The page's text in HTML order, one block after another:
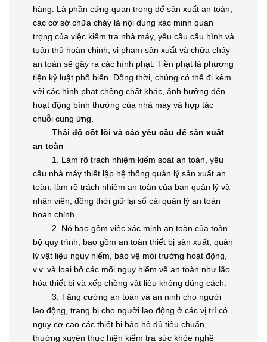
hàng. Là phần cứng quan trọng để sản xuất an toàn,
các cơ sở chữa cháy là nội dung xác minh quan
trọng của việc kiểm tra nhà máy, yêu cầu cấu hình và
tuân thủ hoàn chỉnh; vi phạm sản xuất và chữa cháy
an toàn sẽ gây ra các hình phạt. Tiền phạt là phương
tiện kỷ luật phổ biến. Đồng thời, chúng có thể đi kèm
với các hình phạt chồng chất khác, ảnh hưởng đến
hoạt động bình thường của nhà máy và hợp tác
chuỗi cung ứng.
Thái độ cốt lõi và các yêu cầu để sản xuất
an toàn
1. Làm rõ trách nhiệm kiểm soát an toàn, yêu
cầu nhà máy thiết lập hệ thống quản lý sản xuất an
toàn, làm rõ trách nhiệm an toàn của ban quản lý và
nhân viên, đồng thời giữ lại sổ cái quản lý an toàn
hoàn chỉnh.
2. Nó bao gồm việc xác minh an toàn của toàn
bộ quy trình, bao gồm an toàn thiết bị sản xuất, quản
lý vật liệu nguy hiểm, bảo vệ môi trường hoạt động,
v.v. và loại bỏ các mối nguy hiểm về an toàn như lão
hóa thiết bị và xếp chồng vật liệu không đúng cách.
3. Tăng cường an toàn và an ninh cho người
lao động, trang bị cho người lao động ở các vị trí có
nguy cơ cao các thiết bị bảo hộ đủ tiêu chuẩn,
thường xuyên thực hiện kiểm tra sức khỏe nghề